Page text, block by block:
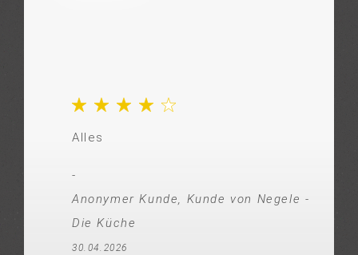
Alles
Anonymer Kunde, Kunde von Negele -
Die Küche
30.04.2026